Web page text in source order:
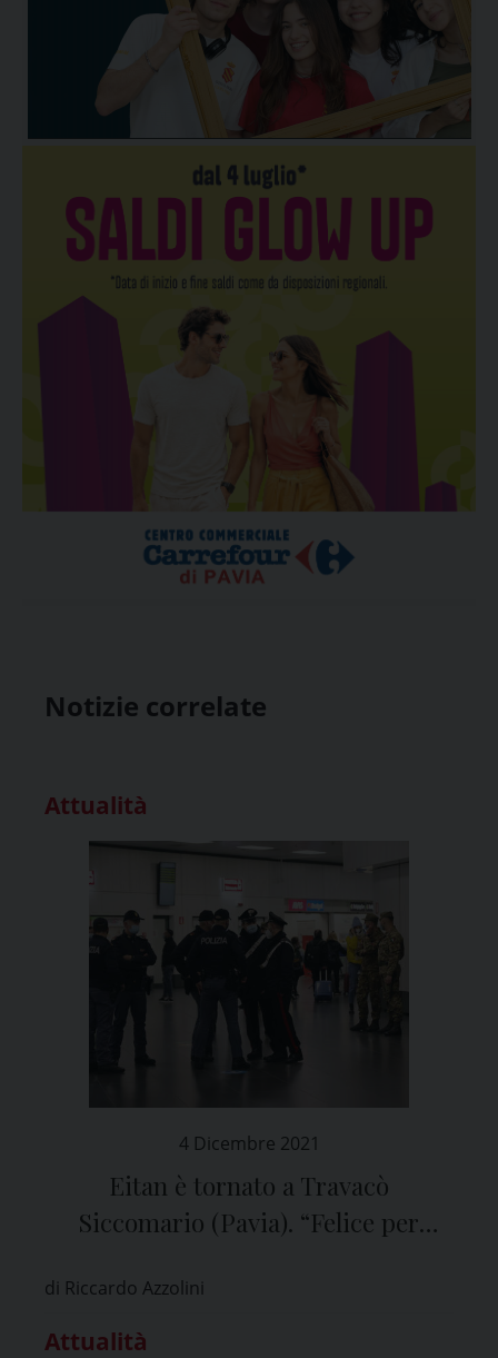
Notizie correlate
Attualità
4 Dicembre 2021
Eitan è tornato a Travacò
Siccomario (Pavia). “Felice per
di Riccardo Azzolini
Attualità